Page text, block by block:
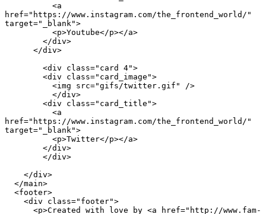
href="https://www.instagram.com/the_frontend_world/"
target="_blank">
          <p>Youtube</p></a>
        </div>
      </div>
        <div class="card 4">
        <div class="card_image">
          <img src="gifs/twitter.gif" />
          </div>
        <div class="card_title">
href="https://www.instagram.com/the_frontend_world/"
target="_blank">
          <p>Twitter</p></a>
        </div>
        </div>
    </div>
  </main>
  <footer>
    <div class="footer">